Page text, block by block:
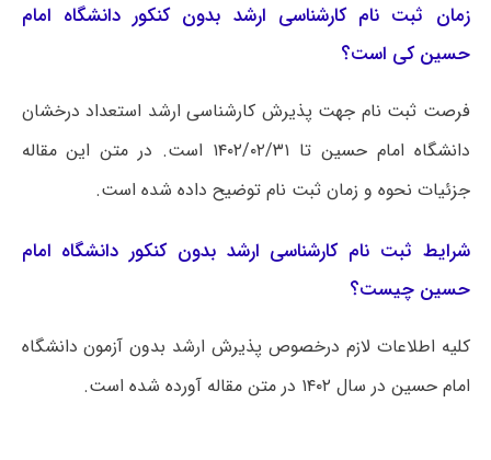
زمان ثبت نام کارشناسی ارشد بدون کنکور دانشگاه امام
حسین کی است؟
فرصت ثبت نام جهت پذیرش کارشناسی ارشد استعداد درخشان
دانشگاه امام حسین تا ۱۴۰۲/۰۲/۳۱ است. در متن این مقاله
جزئیات نحوه و زمان ثبت نام توضیح داده شده است.
شرایط ثبت نام کارشناسی ارشد بدون کنکور دانشگاه امام
حسین چیست؟
کلیه اطلاعات لازم درخصوص پذیرش ارشد بدون آزمون دانشگاه
امام حسین در سال ۱۴۰۲ در متن مقاله آورده شده است.